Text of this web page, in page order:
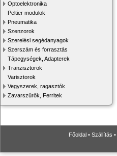
Optoelektronika
Peltier modulok
Pneumatika
Szenzorok
Szerelési segédanyagok
Szerszám és forrasztás
Tápegységek, Adapterek
Tranzisztorok
Varisztorok
Vegyszerek, ragasztók
Zavarszűrők, Ferritek
Főoldal • Szállítás •